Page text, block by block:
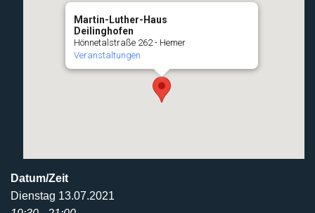
Martin-Luther-Haus
Deilinghofen
Hönnetalstraße 262 - Hemer
Veranstaltungen
Datum/Zeit
Dienstag 13.07.2021